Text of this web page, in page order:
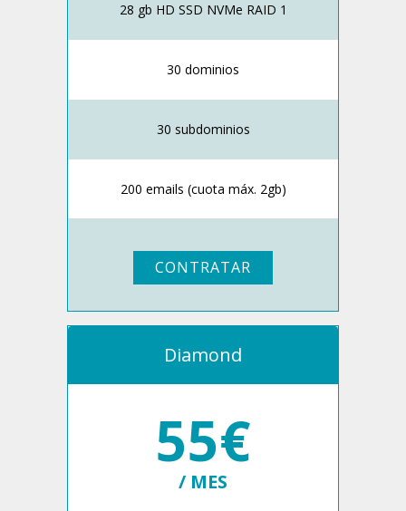
28 gb HD SSD NVMe RAID 1
30 dominios
30 subdominios
200 emails (cuota máx. 2gb)
CONTRATAR
Diamond
55€
/ MES